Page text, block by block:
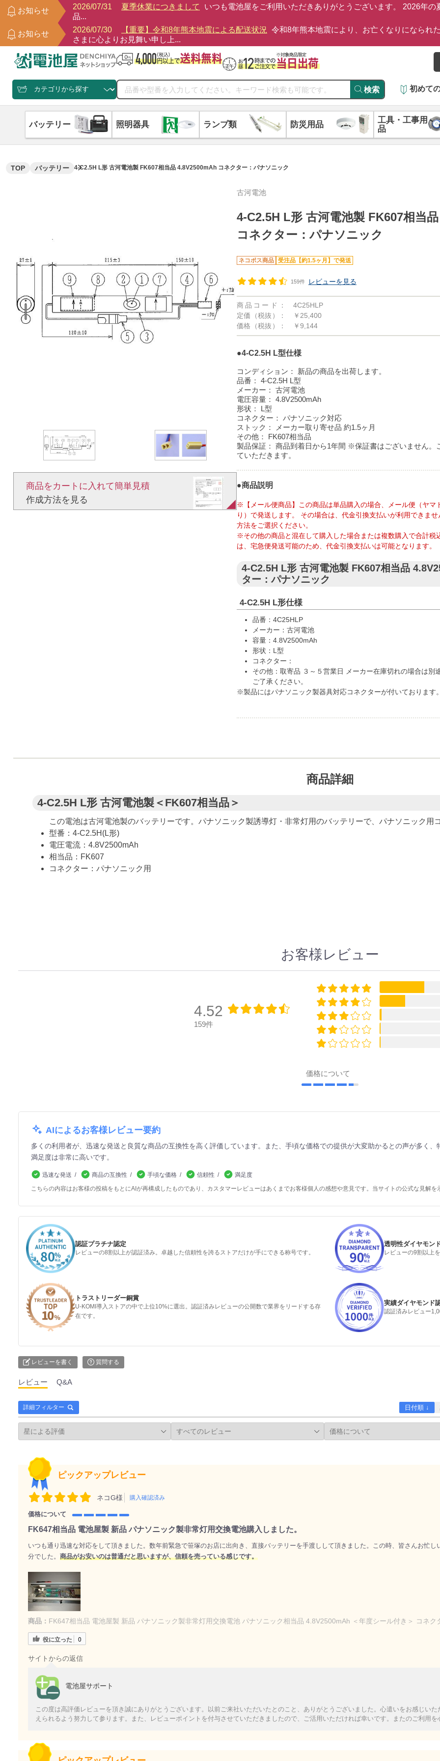
お知らせ
2026/07/31 夏季休業につきまして
いつも電池屋をご利用いただきありがとうございます。 2026年
品...
お知らせ
2026/07/30 【重要】令和8年熊本地震による配送状況 令和8年熊本地震により、お亡くなりになられ
さまに心よりお見舞い申し上...
検索 初めて
バッテリー 照明器具 ランプ類 防災用品
工具・工事用
品
TOP バッテリー 4-C2.5H L形 古河電池製 FK607相当品 4.8V2500mAh コネクター：パナソニック
商品をカートに入れて簡単見積​
作成方法を見る​​
古河電池
4-C2.5H L形 古河電池製 FK607相当
コネクター：パナソニック
ネコポス商品 受注品【約1.5ヶ月】で発送
159件 レビューを見る
商品コード：
4C25HLP
定価（税抜）：
￥25,400
価格（税抜）：
￥9,144
●4-C2.5H L型仕様
コンディション：
新品の商品を出荷します。
品番： 4-C2.5H L型
メーカー： 古河電池
電圧容量： 4.8V2500mAh
形状：
L型
コネクター： パナソニック対応
ストック：
メーカー取り寄せ品 約1.5ヶ月
その他：
FK607相当品
製品保証： 商品到着日から1年間 ※保証書はございません。
ていただきます。
●商品説明
※【メール便商品】この商品は単品購入の場合、メール便（ヤマ
り）で発送します。 その場合は、代金引換支払いが利用できま
方法をご選択ください。
※その他の商品と混在して購入した場合または複数購入で合計税
は、宅急便発送可能のため、代金引換支払いは可能となります。
4-C2.5H L形 古河電池製 FK607相当品
ター：パナソニック
4-C2.5H L形仕様
品番：4C25HLP
メーカー：古河電池
容量：4.8V2500mAh
形状：L型
コネクター：
その他：取寄品 ３～５営業日 メーカー在庫切れの場合は別
ご了承ください。
※製品にはパナソニック製器具対応コネクターが付いております。
商品詳細
4-C2.5H L形 古河電池製＜FK607相当品＞
この電池は古河電池製のバッテリーです。パナソニック製誘導灯・非常灯用のバッテリーで、パナソニック用
型番：4-C2.5H(L形)
電圧電流：4.8V2500mAh
相当品：FK607
コネクター：パナソニック用
お客様レビュー
4.52
159件
価格について
AIによるお客様レビュー要約
多くの利用者が、迅速な発送と良質な商品の互換性を高く評価しています。また、手頃な価格での提供が大変助かるとの声が多く
満足度は非常に高いです。
迅速な発送 商品の互換性 手頃な価格 信頼性
満足度
こちらの内容はお客様の投稿をもとにAIが再構成したものであり、カスタマーレビューはあくまでお客様個人の感想や意見です。当サイトの公式な見解を
認証プラチナ認定
レビューの8割以上が認証済み。卓越した信頼性を誇るストアだけが手にできる称号です。
透明性ダイヤモン
レビューの9割以上
トラストリーダー銅賞
U-KOMI導入ストアの中で上位10%に選出。認証済みレビューの公開数で業界をリードする存
在です。
実績ダイヤモンド
認証済みレビュー
レビューを書く 質問する
レビュー Q&A
詳細フィルター 日付順 ↓
ピックアップレビュー
ネコG様 購入確認済み
価格について
FK647相当品 電池屋製 新品 パナソニック製非常灯用交換電池購入しました。
いつも通り迅速な対応をして頂きました。数年前緊急で笹塚のお店に出向き、直接バッテリーを手渡しして頂きました。この時、皆さんお忙
分でした。 商品がお安いのは普通だと思いますが、信頼を売っている感じです。
商品： FK647相当品 電池屋製 新品 パナソニック製非常灯用交換電池 パナソニック相当品 4.8V2500mAh ＜年度シール付き＞ コネ
役に立った 0
サイトからの返信
電池屋サポート
この度は高評価レビューを頂き誠にありがとうございます。以前ご来社いただいたとのこと、ありがとうございました。心遣いをお感じい
えられるよう努力して参ります。また、レビューポイントを付与させていただきましたので、ご活用いただければ幸いです。またのご利用を